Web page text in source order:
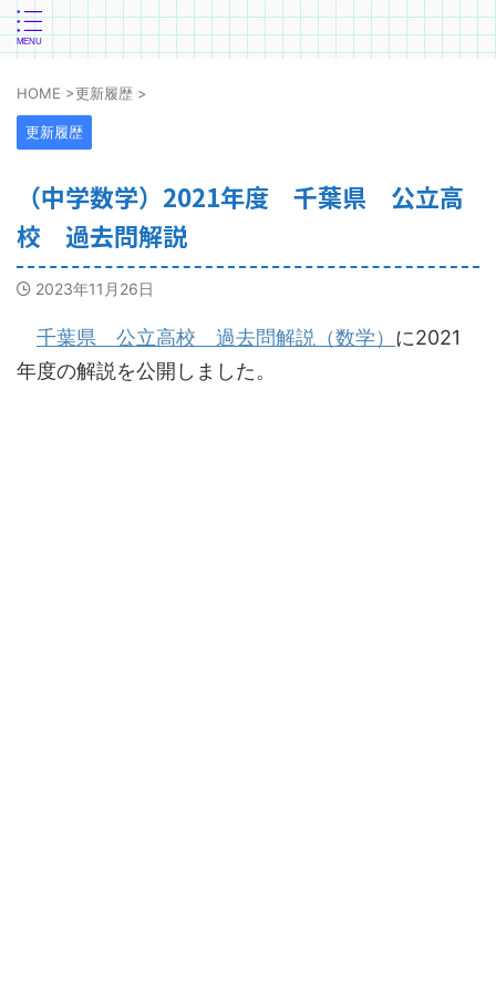
HOME >更新履歴 >
更新履歴
（中学数学）2021年度 千葉県 公立高
校 過去問解説
2023年11月26日
千葉県 公立高校 過去問解説（数学） に2021
年度の解説を公開しました。